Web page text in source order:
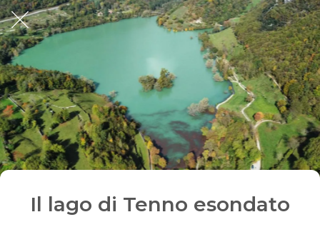
Il lago di Tenno esondato